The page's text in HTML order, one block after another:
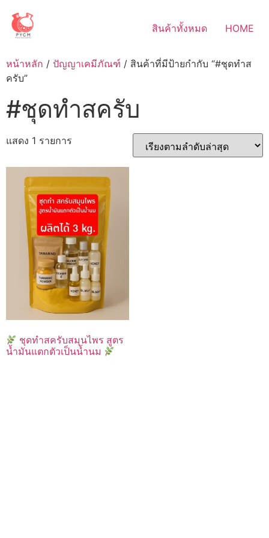
content
สินค้าทั้งหมด HOME
หน้าหลัก / ปัญญาเคมีภัณฑ์ / สินค้าที่มีป้ายกำกับ “#ชุดทำส
ครับ”
#ชุดทำสครับ
แสดง 1 รายการ
ชุดทำสครับสมุนไพร สูตร
น้ำมันแตกตัวเป็นน้ำนม